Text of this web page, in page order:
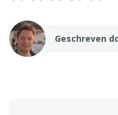
Geschreven